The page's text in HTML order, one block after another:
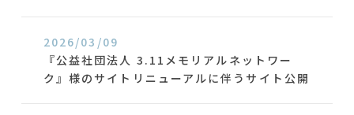
2026/03/09
『公益社団法人 3.11メモリアルネットワー
ク』様のサイトリニューアルに伴うサイト公開